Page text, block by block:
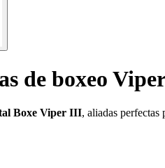
de boxeo
Boxe Viper III, aliadas